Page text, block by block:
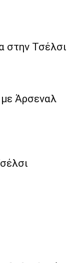
στην Τσέλσι
με Άρσεναλ